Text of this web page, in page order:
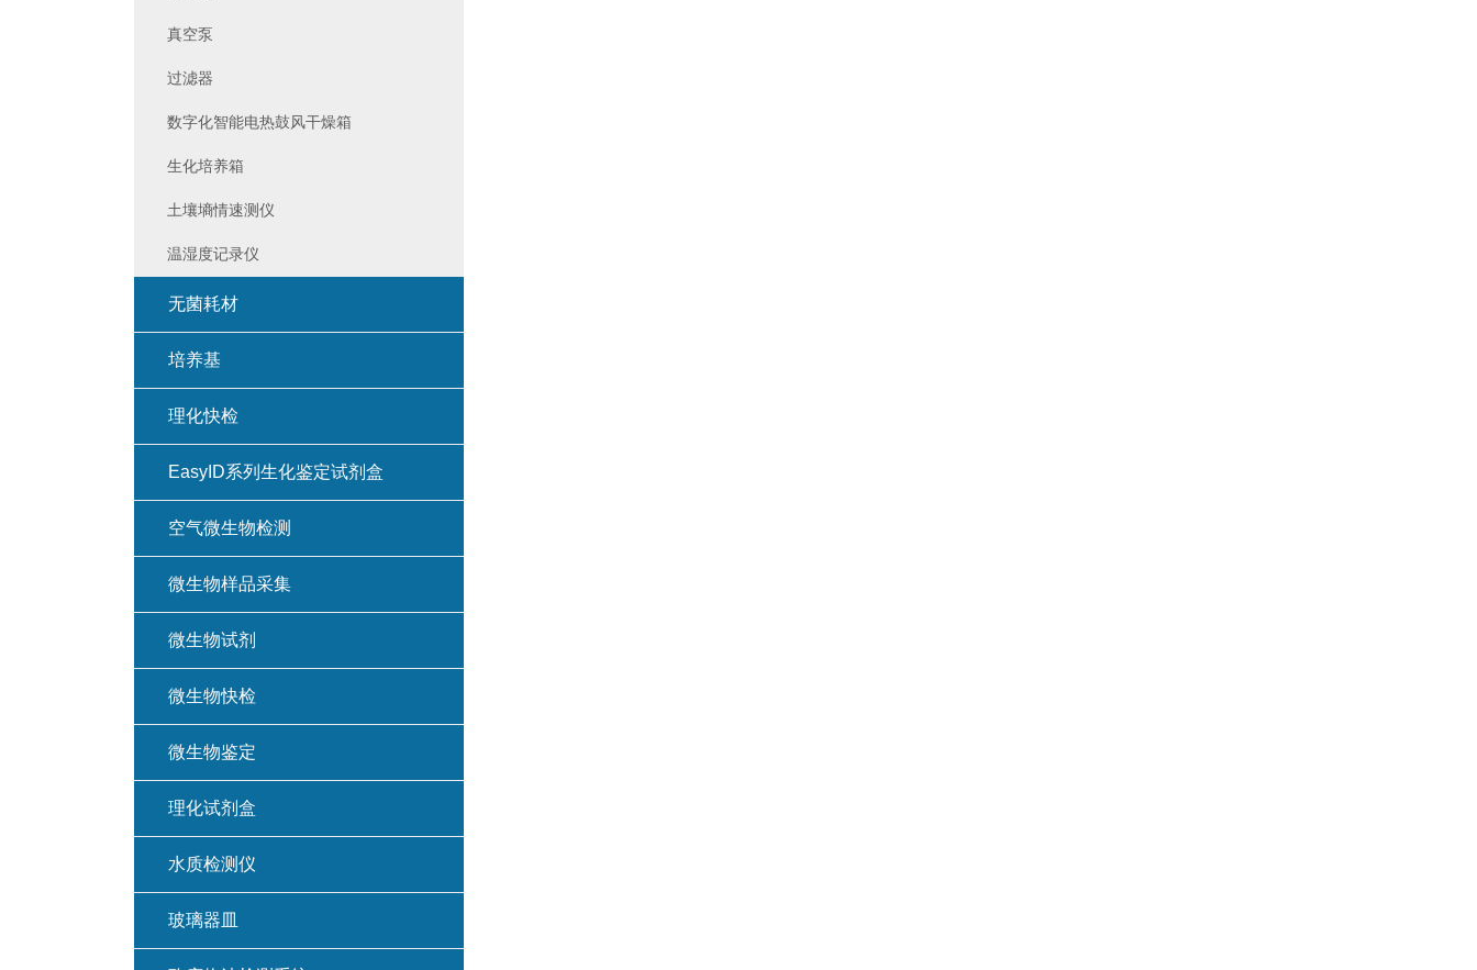
真空泵
过滤器
数字化智能电热鼓风干燥箱
生化培养箱
土壤墒情速测仪
温湿度记录仪
无菌耗材
培养基
理化快检
EasyID系列生化鉴定试剂盒
空气微生物检测
微生物样品采集
微生物试剂
微生物快检
微生物鉴定
理化试剂盒
水质检测仪
玻璃器皿